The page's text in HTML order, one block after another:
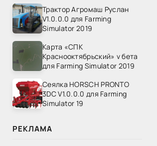
Трактор Агромаш Руслан
V1.0.0.0 для Farming
Simulator 2019
Карта «СПК
Краснооктябрьский» v бета
для Farming Simulator 2019
Сеялка HORSCH PRONTO
3DC V1.0.0.0 для Farming
Simulator 19
РЕКЛАМА